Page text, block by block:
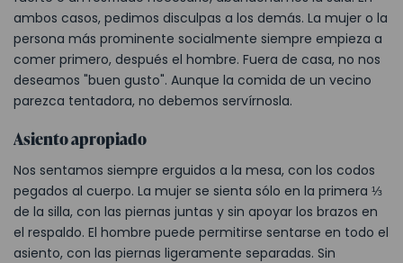
ambos casos, pedimos disculpas a los demás. La mujer o la
persona más prominente socialmente siempre empieza a
comer primero, después el hombre. Fuera de casa, no nos
deseamos "buen gusto". Aunque la comida de un vecino
parezca tentadora, no debemos servírnosla.
Asiento apropiado
Nos sentamos siempre erguidos a la mesa, con los codos
pegados al cuerpo. La mujer se sienta sólo en la primera ⅓
de la silla, con las piernas juntas y sin apoyar los brazos en
el respaldo. El hombre puede permitirse sentarse en todo el
asiento, con las piernas ligeramente separadas. Sin